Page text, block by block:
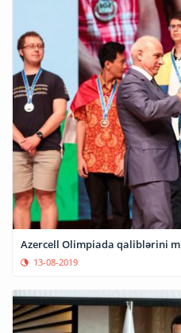
Azercell Olimpiada qaliblərini
13-08-2019